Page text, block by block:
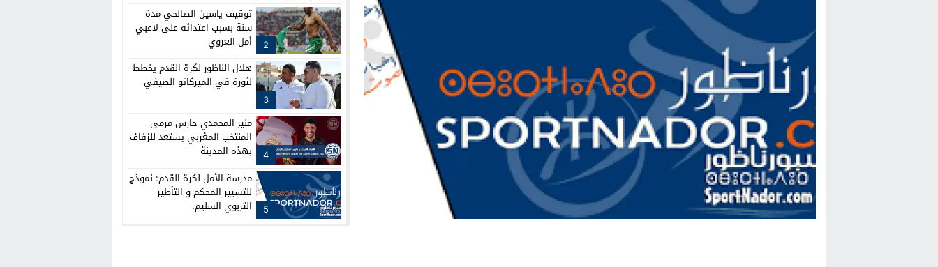
2
توقيف ياسين الصالحي مدة
سنة بسبب اعتدائه على لاعبي
أمل العروي
3
هلال الناظور لكرة القدم يخطط
لثورة في الميركاتو الصيفي
4
منير المحمدي حارس مرمى
المنتخب المغربي يستعد للزفاف
بهذه المدينة
5
مدرسة الأمل لكرة القدم: نموذج
للتسيير المحكم و التأطير
التربوي السليم.